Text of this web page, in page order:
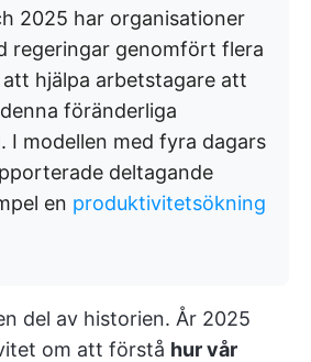
2025 har organisationer
regeringar genomfört flera
hjälpa arbetstagare att
föränderliga
I modellen med fyra dagars
deltagande
en produktivitetsökning
del av historien. År 2025
om att förstå hur vår